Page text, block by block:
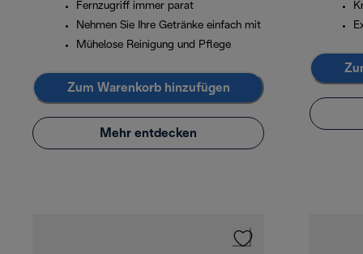
Fernzugriff immer parat
Nehmen Sie Ihre Getränke einfach mit
Mühelose Reinigung und Pflege
Zum Warenkorb hinzufügen
Mehr entdecken